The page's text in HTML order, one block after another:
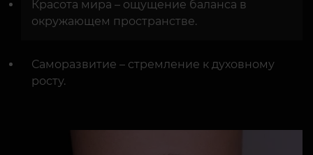
Красота мира – ощущение баланса в
окружающем пространстве.
Саморазвитие – стремление к духовному
росту.